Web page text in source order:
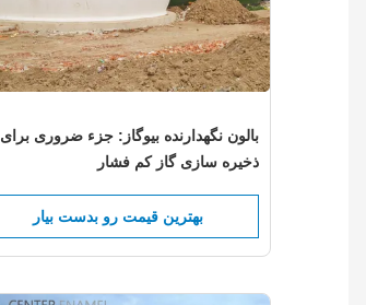
بالون نگهدارنده بیوگاز: جزء ضروری برای
ذخیره سازی گاز کم فشار
بهترین قیمت رو بدست بیار